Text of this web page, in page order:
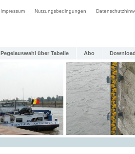
Impressum Nutzungsbedingungen
Pegelauswahl über Tabelle Abo